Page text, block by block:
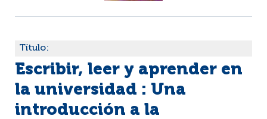
Título:
Escribir, leer y aprender en
la universidad : Una
introducción a la